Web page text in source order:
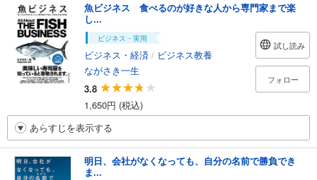
魚ビジネス 食べるのが好きな人から専門家まで楽
し...
ビジネス・実用
ビジネス・経済 / ビジネス教養
ながさき一生
3.8
1,650円 (税込)
試し読み
フォロー
あらすじを表示する
明日、会社がなくなっても、自分の名前で勝負でき
ま...